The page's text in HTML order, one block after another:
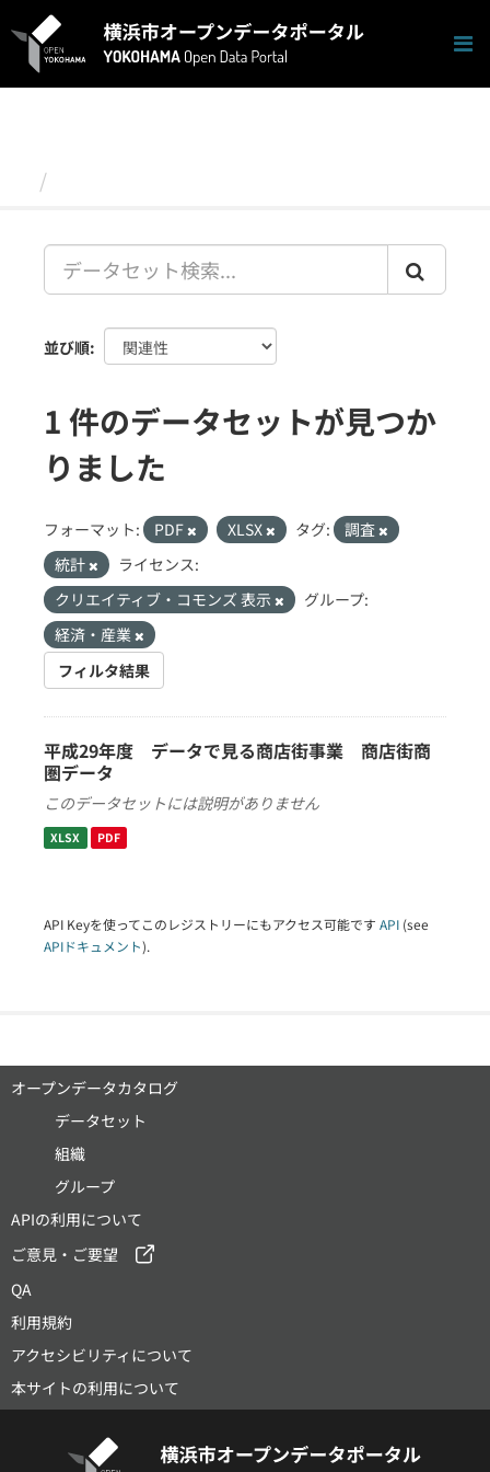
キ
並び順
1 件のデータセットが見つか
りました
フォーマット: PDF XLSX タグ:
調査
統計
ライセンス:
クリエイティブ・コモンズ 表示
グループ:
経済・産業
フィルタ結果
平成29年度 データで見る商店街事業 商店街商
圏データ
このデータセットには説明がありません
XLSX PDF
API Keyを使ってこのレジストリーにもアクセス可能です API (see
APIドキュメント).
オープンデータカタログ
データセット
組織
グループ
APIの利用について
ご意見・ご要望
QA
利用規約
アクセシビリティについて
本サイトの利用について